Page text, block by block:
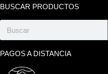
BUSCAR PRODUCTOS
PAGOS A DISTANCIA